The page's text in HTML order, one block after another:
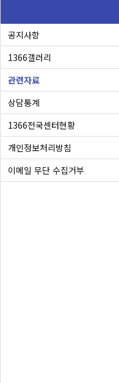
공지사항
1366갤러리
관련자료
상담통계
1366전국센터현황
개인정보처리방침
이메일 무단 수집거부